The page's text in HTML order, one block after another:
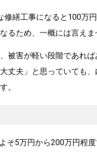
繕工事になると100万
るため、一概には言えま
被害が軽い段階であれ
丈夫」と思っていても
。
そ5万円から200万円程度